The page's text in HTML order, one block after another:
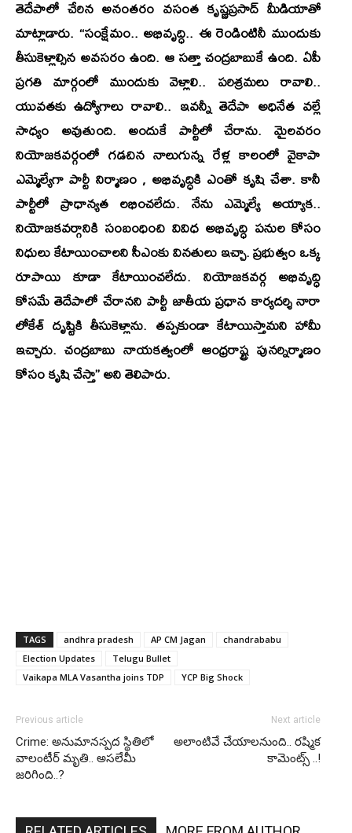
తెదేపాలో చేరిన అనంతరం వసంత కృష్ణప్రసాద్ మీడియాతో
మాట్లాడారు. ‘‘సంక్షేమం.. అభివృద్ధి.. ఈ రెండింటినీ ముందుకు
తీసుకెళ్లాల్సిన అవసరం ఉంది. ఆ సత్తా చంద్రబాబుకే ఉంది. ఏపీ
ప్రగతి మార్గంలో ముందుకు వెళ్లాలి.. పరిశ్రమలు రావాలి..
యువతకు ఉద్యోగాలు రావాలి.. ఇవన్నీ తెదేపా అధినేత వల్లే
సాధ్యం అవుతుంది. అందుకే పార్టీలో చేరాను. మైలవరం
నియోజకవర్గంలో గడచిన నాలుగున్న రేళ్ల కాలంలో వైకాపా
ఎమ్మెల్యేగా పార్టీ నిర్మాణం , అభివృద్ధికి ఎంతో కృషి చేశా. కానీ
పార్టీలో ప్రాధాన్యత లభించలేదు. నేను ఎమ్మెల్యే అయ్యాక..
నియోజకవర్గానికి సంబంధించి వివిధ అభివృద్ధి పనుల కోసం
నిధులు కేటాయించాలని సీఎంకు వినతులు ఇచ్చా. ప్రభుత్వం ఒక్క
రూపాయి కూడా కేటాయించలేదు. నియోజకవర్గ అభివృద్ధి
కోసమే తెదేపాలో చేరానని పార్టీ జాతీయ ప్రధాన కార్యదర్శి నారా
లోకేశ్ దృష్టికి తీసుకెళ్లాను. తప్పకుండా కేటాయిస్తామని హామీ
ఇచ్చారు. చంద్రబాబు నాయకత్వంలో ఆంధ్రరాష్ట్ర పునర్నిర్మాణం
కోసం కృషి చేస్తా’’ అని తెలిపారు.
TAGS andhra pradesh AP CM Jagan
chandrababu
Election Updates
Telugu Bullet
Vaikapa MLA Vasantha joins TDP
YCP Big Shock
Previous article
Crime: అనుమానస్పద స్థితిలో
వాలంటీర్ మృతి.. అసలేమీ
జరిగింది..?
Next article
అలాంటివే చేయాలనుంది.. రష్మిక
కామెంట్స్ ..!